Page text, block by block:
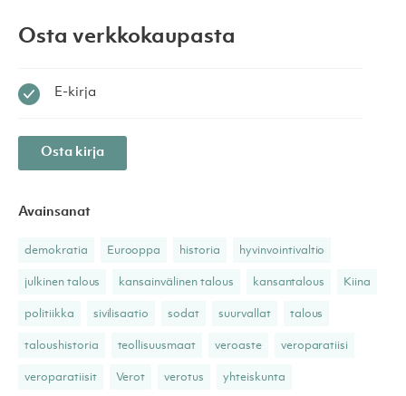
Osta verkkokaupasta
E-kirja
Osta kirja
Avainsanat
demokratia Eurooppa historia hyvinvointivaltio
julkinen talous kansainvälinen talous kansantalous Kiina
politiikka sivilisaatio sodat suurvallat talous
taloushistoria teollisuusmaat veroaste veroparatiisi
veroparatiisit Verot verotus yhteiskunta